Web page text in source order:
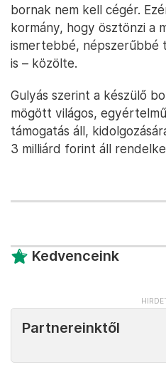
bornak nem kell cégér.
kormány, hogy ösztönzi a
ismertebbé,
is – közölte.
Gulyás szerint a készülő
mögött világos,
támogatás áll,
3 milliárd forint áll
Kedvenceink
Partnereinktől